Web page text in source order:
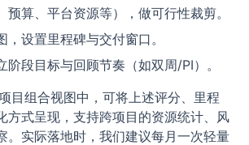
预算、平台资源等），做可行性裁剪。
设置里程碑与交付窗口。
阶段目标与回顾节奏（如双周/PI）。
目组合视图中，可将上述评分、里程
方式呈现，支持跨项目的资源统计、风
。实际落地时，我们建议每月一次轻量